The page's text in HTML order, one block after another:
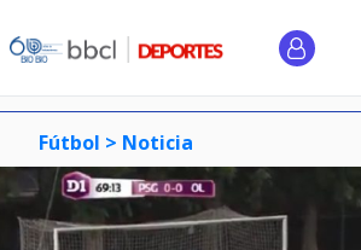
Fútbol > Noticia